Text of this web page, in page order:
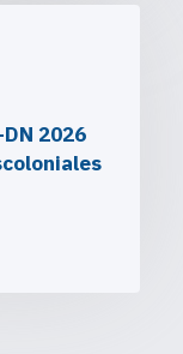
2026